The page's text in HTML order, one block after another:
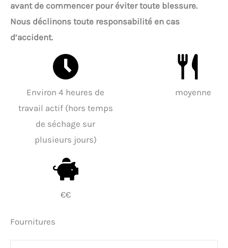
avant de commencer pour éviter toute blessure.
Nous déclinons toute responsabilité en cas
d’accident.
Environ 4 heures de
travail actif (hors temps
de séchage sur
plusieurs jours)
moyenne
€€
Fournitures